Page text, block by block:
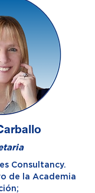
Consultancy.
de la Academia